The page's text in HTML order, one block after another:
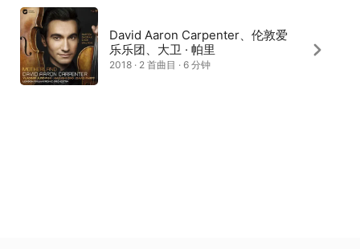
David Aaron Carpenter、伦敦爱
乐乐团、大卫 · 帕里
2018 · 2 首曲目 · 6 分钟